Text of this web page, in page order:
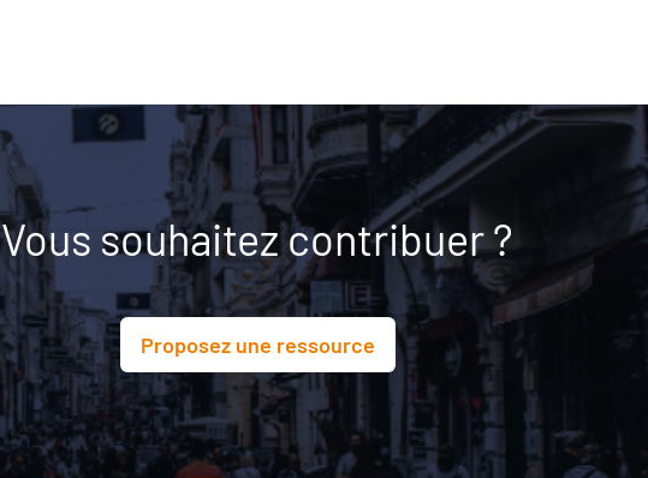
Vous souhaitez contribuer ?
Proposez une ressource